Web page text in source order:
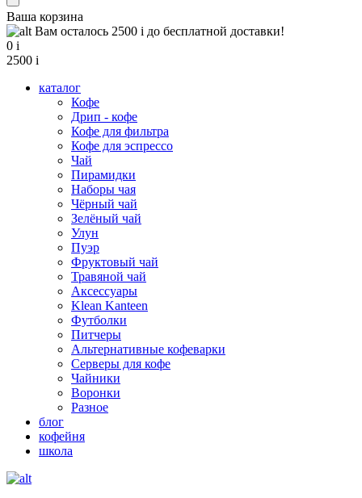
Ваша корзина
Вам осталось 2500 i до бесплатной доставки!
0 i
2500 i
каталог
Кофе
Дрип - кофе
Кофе для фильтра
Кофе для эспрессо
Чай
Пирамидки
Наборы чая
Чёрный чай
Зелёный чай
Улун
Пуэр
Фруктовый чай
Травяной чай
Аксессуары
Klean Kanteen
Футболки
Питчеры
Альтернативные кофеварки
Серверы для кофе
Чайники
Воронки
Разное
блог
кофейня
школа